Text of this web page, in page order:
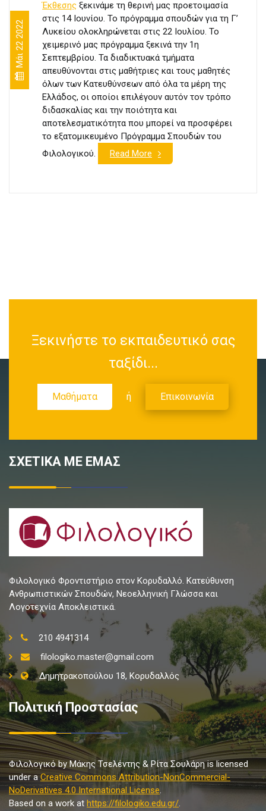
Μάι 22 2022
Έκθεσης ξεκινάμε τη θερινή μας προετοιμασία
στις 14 Ιουνίου. Το πρόγραμμα σπουδών για τη Γ’
Λυκείου ολοκληρώνεται στις 22 Ιουλίου. Το
χειμερινό μας πρόγραμμα ξεκινά την 1η
Σεπτεμβρίου. Τα διαδικτυακά τμήματα
απευθύνονται στις μαθήτριες και τους μαθητές
όλων των Κατευθύνσεων από όλα τα μέρη της
Ελλάδος, οι οποίοι επιλέγουν αυτόν τον τρόπο
διδασκαλίας και την ποιότητα και
αποτελεσματικότητα που μπορεί να προσφέρει
το εξατομικευμένο Πρόγραμμα Σπουδών του
Φιλολογικού.
Read More
Ξεκινήστε το εκπαιδευτικό σας
ταξίδι...
Μαθήματα ή Επικοινωνία
ΣΧΕΤΙΚΑ ΜΕ ΕΜΑΣ
Φιλολογικό Φροντιστήριο στον Κορυδαλλό. Κατεύθυνση
Ανθρωπιστικών Σπουδών, Νεοελληνική Γλώσσα και
Λογοτεχνία Αποκλειστικά.
210 4941314
filologiko.master@gmail.com
Δημητρακοπούλου 18, Κορυδαλλός
Πολιτική Προστασίας
Φιλολογικό by Μάκης Τσελέντης & Ρίτα Σουλάρη is licensed
under a Creative Commons Attribution-NonCommercial-
NoDerivatives 4.0 International License
Based on a work at https://filologiko.edu.gr/